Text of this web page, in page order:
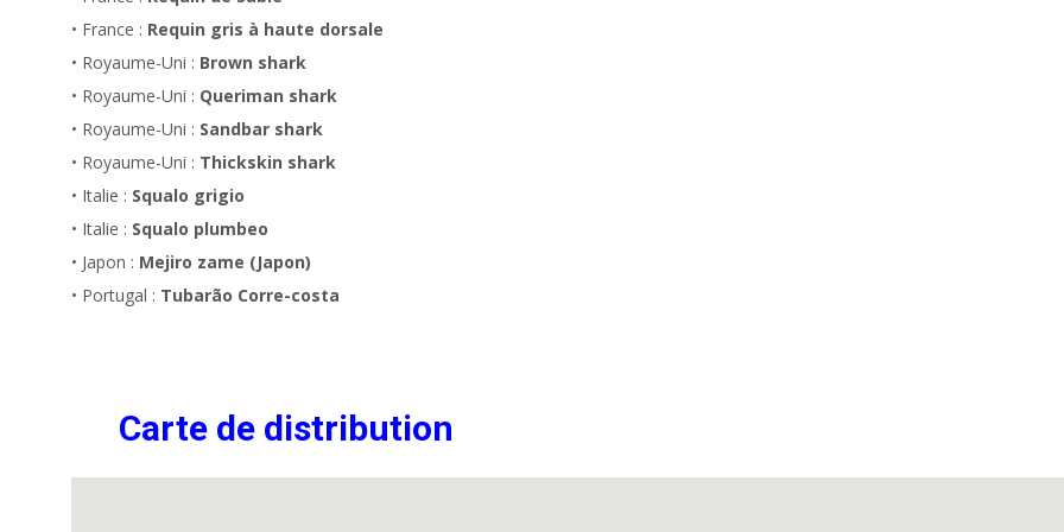
• France : Requin gris à haute dorsale
• Royaume-Uni : Brown shark
• Royaume-Uni : Queriman shark
• Royaume-Uni : Sandbar shark
• Royaume-Uni : Thickskin shark
• Italie : Squalo grigio
• Italie : Squalo plumbeo
• Japon : Mejiro zame (Japon)
• Portugal : Tubarão Corre-costa
Carte de distribution